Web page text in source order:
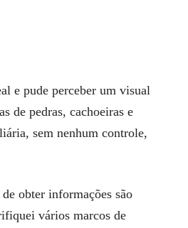
e pude perceber um visual
de pedras, cachoeiras e
sem nenhum controle,
obter informações são
vários marcos de